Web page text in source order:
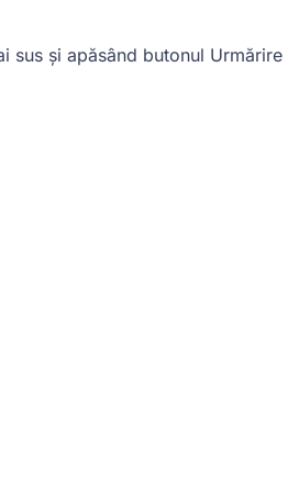
sus și apăsând butonul Urmărire